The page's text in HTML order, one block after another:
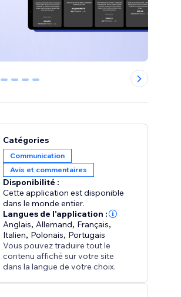
2 3 4 5
Catégories
Communication
Avis et commentaires
Disponibilité :
Cette application est disponible
dans le monde entier.
Langues de l'application :
Anglais, Allemand, Français,
Italien, Polonais, Portugais
Vous pouvez traduire tout le
contenu affiché sur votre site
dans la langue de votre choix.